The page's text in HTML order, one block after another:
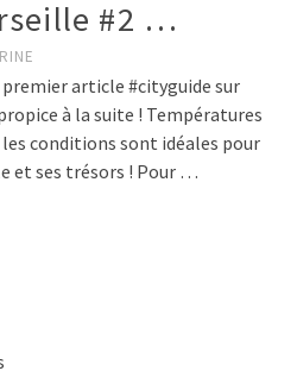
#2 …
premier article #cityguide sur
à la suite ! Températures
conditions sont idéales pour
et ses trésors ! Pour …